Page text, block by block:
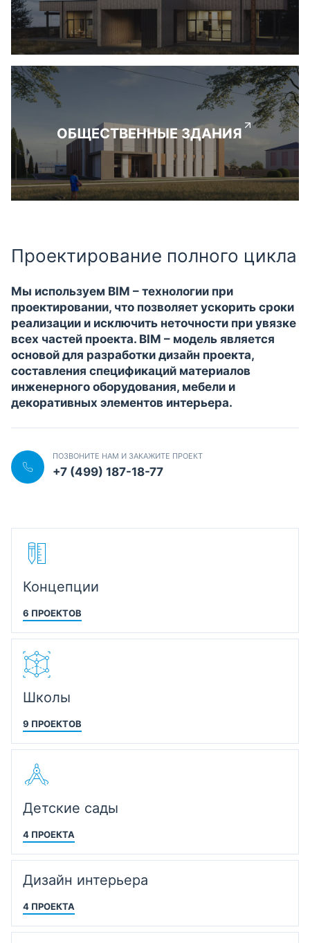
ОБЩЕСТВЕННЫЕ ЗДАНИЯ
Проектирование полного цикла
Мы используем BIM – технологии при
проектировании, что позволяет ускорить сроки
реализации и исключить неточности при увязке
всех частей проекта. BIM – модель является
основой для разработки дизайн проекта,
составления спецификаций материалов
инженерного оборудования, мебели и
декоративных элементов интерьера.
ПОЗВОНИТЕ НАМ И ЗАКАЖИТЕ ПРОЕКТ
+7 (499) 187-18-77
Концепции
6 ПРОЕКТОВ
Школы
9 ПРОЕКТОВ
Детские сады
4 ПРОЕКТА
Дизайн интерьера
4 ПРОЕКТА